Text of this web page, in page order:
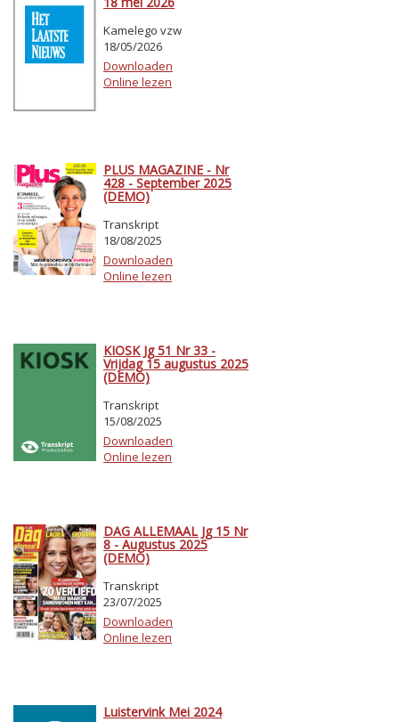
Kamelego vzw
18/05/2026
Downloaden
Online lezen
PLUS MAGAZINE - Nr
428 - September 2025
(DEMO)
Transkript
18/08/2025
Downloaden
Online lezen
KIOSK Jg 51 Nr 33 -
Vrijdag 15 augustus 2025
(DEMO)
Transkript
15/08/2025
Downloaden
Online lezen
DAG ALLEMAAL Jg 15 Nr
8 - Augustus 2025
(DEMO)
Transkript
23/07/2025
Downloaden
Online lezen
Luistervink Mei 2024